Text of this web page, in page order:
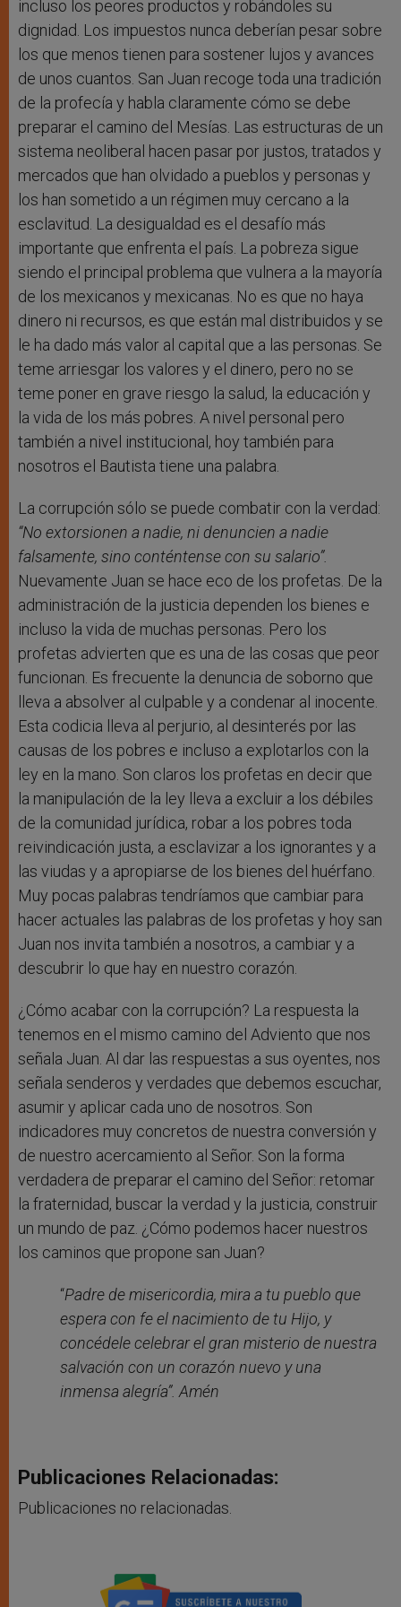
incluso los peores productos y robándoles su
dignidad. Los impuestos nunca deberían pesar sobre
los que menos tienen para sostener lujos y avances
de unos cuantos. San Juan recoge toda una tradición
de la profecía y habla claramente cómo se debe
preparar el camino del Mesías. Las estructuras de un
sistema neoliberal hacen pasar por justos, tratados y
mercados que han olvidado a pueblos y personas y
los han sometido a un régimen muy cercano a la
esclavitud. La desigualdad es el desafío más
importante que enfrenta el país. La pobreza sigue
siendo el principal problema que vulnera a la mayoría
de los mexicanos y mexicanas. No es que no haya
dinero ni recursos, es que están mal distribuidos y se
le ha dado más valor al capital que a las personas. Se
teme arriesgar los valores y el dinero, pero no se
teme poner en grave riesgo la salud, la educación y
la vida de los más pobres. A nivel personal pero
también a nivel institucional, hoy también para
nosotros el Bautista tiene una palabra.
La corrupción sólo se puede combatir con la verdad:
“No extorsionen a nadie, ni denuncien a nadie
falsamente, sino conténtense con su salario”.
Nuevamente Juan se hace eco de los profetas. De la
administración de la justicia dependen los bienes e
incluso la vida de muchas personas. Pero los
profetas advierten que es una de las cosas que peor
funcionan. Es frecuente la denuncia de soborno que
lleva a absolver al culpable y a condenar al inocente.
Esta codicia lleva al perjurio, al desinterés por las
causas de los pobres e incluso a explotarlos con la
ley en la mano. Son claros los profetas en decir que
la manipulación de la ley lleva a excluir a los débiles
de la comunidad jurídica, robar a los pobres toda
reivindicación justa, a esclavizar a los ignorantes y a
las viudas y a apropiarse de los bienes del huérfano.
Muy pocas palabras tendríamos que cambiar para
hacer actuales las palabras de los profetas y hoy san
Juan nos invita también a nosotros, a cambiar y a
descubrir lo que hay en nuestro corazón.
¿Cómo acabar con la corrupción? La respuesta la
tenemos en el mismo camino del Adviento que nos
señala Juan. Al dar las respuestas a sus oyentes, nos
señala senderos y verdades que debemos escuchar,
asumir y aplicar cada uno de nosotros. Son
indicadores muy concretos de nuestra conversión y
de nuestro acercamiento al Señor. Son la forma
verdadera de preparar el camino del Señor: retomar
la fraternidad, buscar la verdad y la justicia, construir
un mundo de paz. ¿Cómo podemos hacer nuestros
los caminos que propone san Juan?
“Padre de misericordia, mira a tu pueblo que
espera con fe el nacimiento de tu Hijo, y
concédele celebrar el gran misterio de nuestra
salvación con un corazón nuevo y una
inmensa alegría”. Amén
Publicaciones Relacionadas:
Publicaciones no relacionadas.